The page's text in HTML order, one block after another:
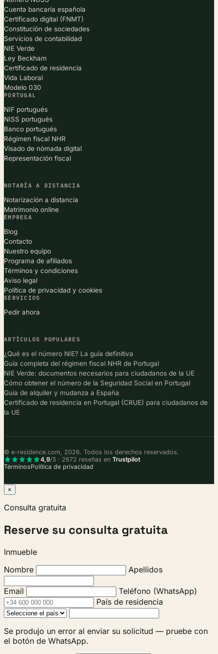
Cuenta bancaria española
Certificado digital (FNMT)
Constitución de sociedades
Servicios de contabilidad
NIE Verde
Ley Beckham
Certificado de residencia
Vida Laboral
Modelo 030
PORTUGAL
NIF portugués
NISS portugués
Banco portugués
Régimen fiscal NHR
Visado de nómada digital
Representación fiscal
NOTARÍA A DISTANCIA
Notarización a distancia
Matrimonio online
EMPRESA
Blog
Contacto
Nuestro equipo
Programa de afiliados
Términos y condiciones
Aviso legal
Política de privacidad y cookies
SERVICIOS
Pedir ahora
ARTÍCULOS POPULARES
¿Qué es el número NIE? La guía definitiva
Guía completa del régimen fiscal NHR de Portugal
NIE Verde: documentos necesarios para ciudadanos de la UE
Cómo obtener el número de la Seguridad Social en Portugal
Guía de alquiler y mudanza a España
Certificado de residencia en Portugal (CRUE) para ciudadanos de
la UE
© e-residence.com, 2026. Todos los derechos reservados.
4,9/5 · 2672 reseñas en Trustpilot
TérminosPolítica de privacidad
×
Consulta gratuita
Reserve su consulta gratuita
Inmueble
Nombre
Apellidos
Email
Teléfono (WhatsApp)
País de residencia
Se produjo un error al enviar su solicitud — pruebe con
el botón de WhatsApp.